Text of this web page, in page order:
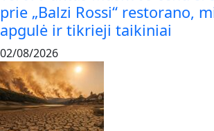
prie „Balzi Rossi“ restorano,
apgulė ir tikrieji taikiniai
02/08/2026